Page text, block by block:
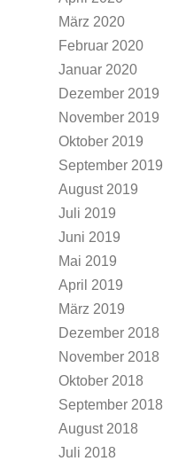
März 2020
Februar 2020
Januar 2020
Dezember 2019
November 2019
Oktober 2019
September 2019
August 2019
Juli 2019
Juni 2019
Mai 2019
April 2019
März 2019
Dezember 2018
November 2018
Oktober 2018
September 2018
August 2018
Juli 2018